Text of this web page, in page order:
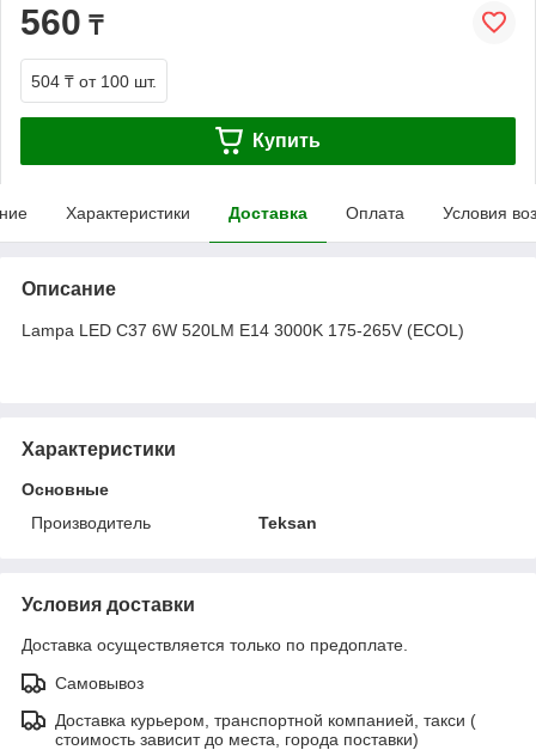
560 ₸
504 ₸ от 100 шт.
Купить
Характеристики Доставка Оплата Условия
Описание
Lampa LED C37 6W 520LM E14 3000K 175-265V (ECOL)
Характеристики
Основные
Производитель
Teksan
Условия доставки
Доставка осуществляется только по предоплате.
Самовывоз
Доставка курьером, транспортной компанией, такси (
стоимость зависит до места, города поставки)